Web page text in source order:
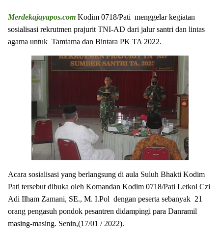
Merdekajayapos.com Kodim 0718/Pati menggelar kegiatan
sosialisasi rekrutmen prajurit TNI-AD dari jalur santri dan lintas
agama untuk Tamtama dan Bintara PK TA 2022.
Acara sosialisasi yang berlangsung di aula Suluh Bhakti Kodim
Pati tersebut dibuka oleh Komandan Kodim 0718/Pati Letkol Czi
Adi Ilham Zamani, SE., M. I.Pol dengan peserta sebanyak 21
orang pengasuh pondok pesantren didampingi para Danramil
masing-masing. Senin,(17/01 / 2022).